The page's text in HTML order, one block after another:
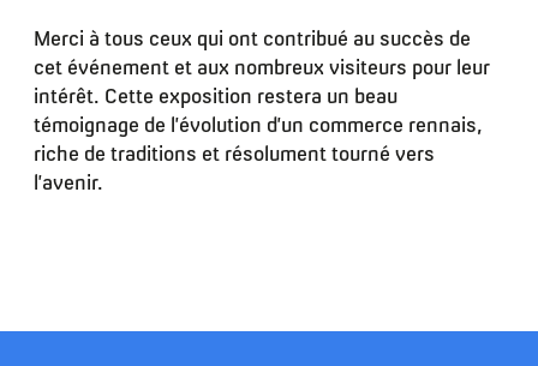
Merci à tous ceux qui ont contribué au succès de
cet événement et aux nombreux visiteurs pour leur
intérêt. Cette exposition restera un beau
témoignage de l’évolution d’un commerce rennais,
riche de traditions et résolument tourné vers
l’avenir.